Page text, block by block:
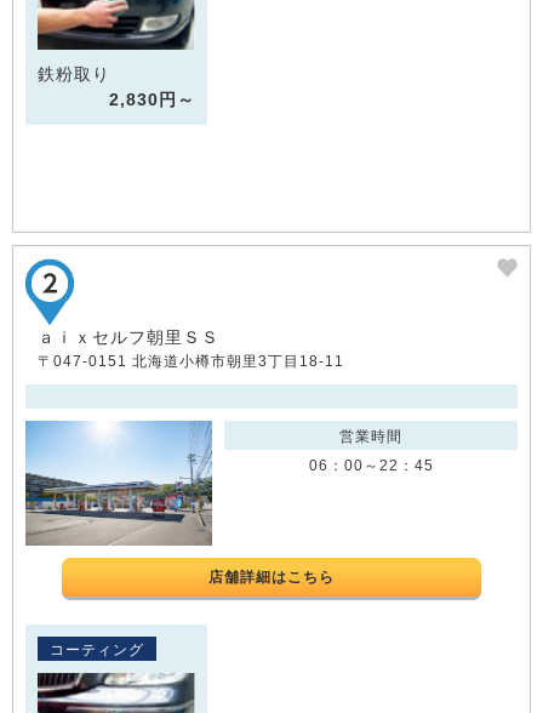
鉄粉取り
2,830円～
ａｉｘセルフ朝里ＳＳ
〒047-0151 北海道小樽市朝里3丁目18-11
営業時間
06：00～22：45
店舗詳細はこちら
コーティング